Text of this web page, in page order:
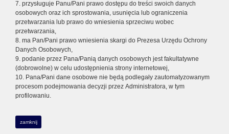
7. przysługuje Panu/Pani prawo dostępu do treści swoich danych
osobowych oraz ich sprostowania, usunięcia lub ograniczenia
przetwarzania lub prawo do wniesienia sprzeciwu wobec
przetwarzania,
8. ma Pan/Pani prawo wniesienia skargi do Prezesa Urzędu Ochrony
Danych Osobowych,
9. podanie przez Pana/Panią danych osobowych jest fakultatywne
(dobrowolne) w celu udostępnienia strony internetowej,
10. Pana/Pani dane osobowe nie będą podlegały zautomatyzowanym
procesom podejmowania decyzji przez Administratora, w tym
profilowaniu.
zamknij